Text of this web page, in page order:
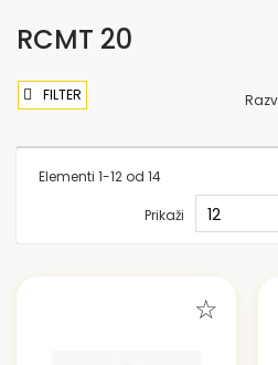
RCMT 20
Elementi 1-12 od 14
Prikaži
FILTER